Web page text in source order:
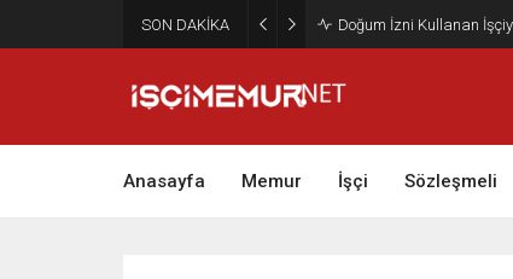
SON DAKİKA Maktu Mesai
Anasayfa Memur İşçi Sözleşmeli